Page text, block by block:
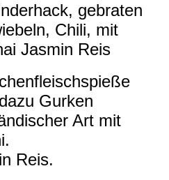
gebraten
Chili, mit
Jasmin Reis
Gurken
Art mit
Reis.